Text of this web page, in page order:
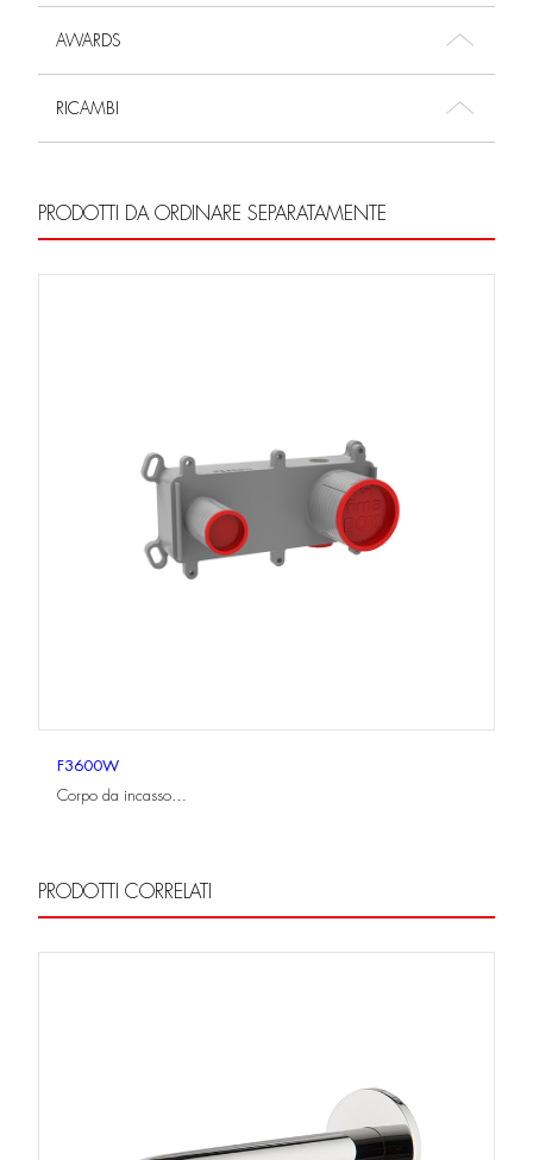
AWARDS
RICAMBI
PRODOTTI DA ORDINARE SEPARATAMENTE
F3600W
Corpo da incasso…
PRODOTTI CORRELATI